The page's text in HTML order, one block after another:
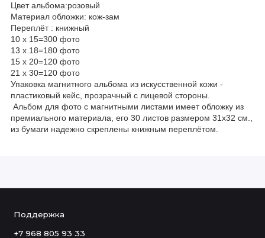
Цвет альбома:розовый
Материал обложки: кож-зам
Переплёт : книжный
10 х 15=300 фото
13 х 18=180 фото
15 х 20=120 фото
21 х 30=120 фото
Упаковка магнитного альбома из искусственной кожи -
пластиковый кейс, прозрачный с лицевой стороны.
Альбом для фото с магнитными листами имеет обложку из
премиального материала, его 30 листов размером 31х32 см.,
из бумаги надежно скреплены книжным переплётом.
Поддержка
+7 968 805 93 33